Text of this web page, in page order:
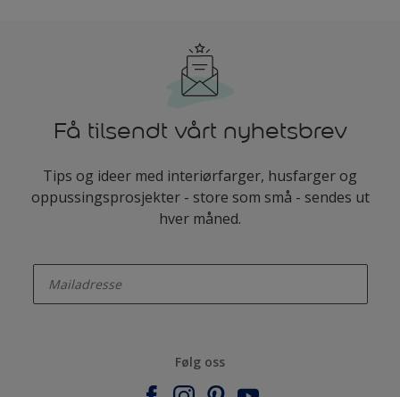
Få tilsendt vårt nyhetsbrev
Tips og ideer med interiørfarger, husfarger og
oppussingsprosjekter - store som små - sendes ut
hver måned.
Følg oss